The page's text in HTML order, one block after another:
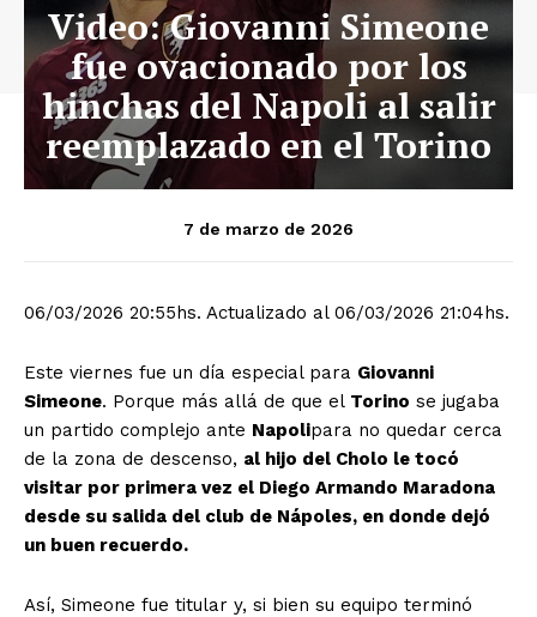
Video: Giovanni Simeone
fue ovacionado por los
hinchas del Napoli al salir
reemplazado en el Torino
7 de marzo de 2026
06/03/2026 20:55hs. Actualizado al 06/03/2026 21:04hs.
Este viernes fue un día especial para Giovanni
Simeone. Porque más allá de que el Torino se jugaba
un partido complejo ante Napolipara no quedar cerca
de la zona de descenso, al hijo del Cholo le tocó
visitar por primera vez el Diego Armando Maradona
desde su salida del club de Nápoles, en donde dejó
un buen recuerdo.
Así, Simeone fue titular y, si bien su equipo terminó